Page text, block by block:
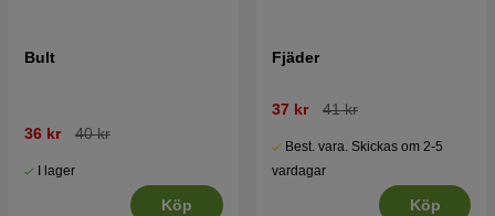
Bult
36 kr 40 kr
I lager
Köp
Fjäder
37 kr 41 kr
Best. vara. Skickas om 2-5
vardagar
Köp